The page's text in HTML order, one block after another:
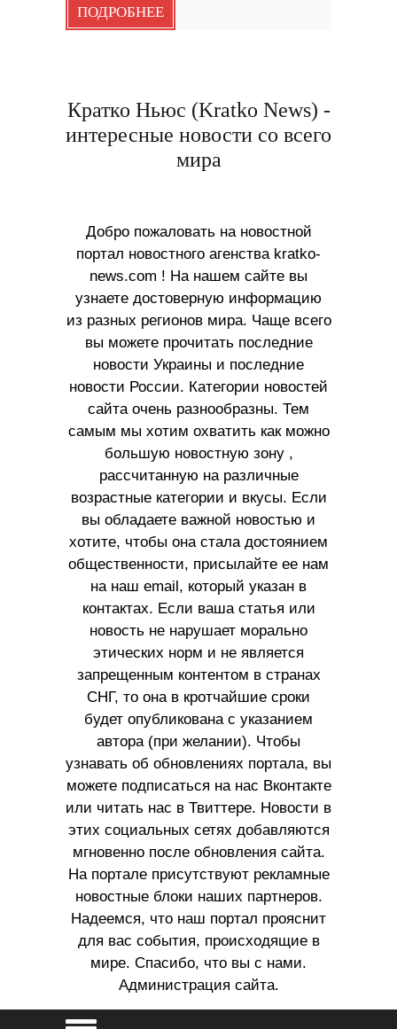
ПОДРОБНЕЕ
Кратко Ньюс (Kratko News) -
интересные новости со всего
мира
Добро пожаловать на новостной
портал новостного агенства kratko-
news.com ! На нашем сайте вы
узнаете достоверную информацию
из разных регионов мира. Чаще всего
вы можете прочитать последние
новости Украины и последние
новости России. Категории новостей
сайта очень разнообразны. Тем
самым мы хотим охватить как можно
большую новостную зону ,
рассчитанную на различные
возрастные категории и вкусы. Если
вы обладаете важной новостью и
хотите, чтобы она стала достоянием
общественности, присылайте ее нам
на наш email, который указан в
контактах. Если ваша статья или
новость не нарушает морально
этических норм и не является
запрещенным контентом в странах
СНГ, то она в кротчайшие сроки
будет опубликована с указанием
автора (при желании). Чтобы
узнавать об обновлениях портала, вы
можете подписаться на нас Вконтакте
или читать нас в Твиттере. Новости в
этих социальных сетях добавляются
мгновенно после обновления сайта.
На портале присутствуют рекламные
новостные блоки наших партнеров.
Надеемся, что наш портал прояснит
для вас события, происходящие в
мире. Спасибо, что вы с нами.
Администрация сайта.